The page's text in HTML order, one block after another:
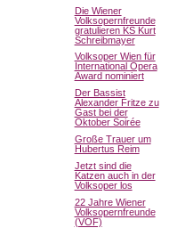
Die Wiener
Volksopernfreunde
gratulieren KS Kurt
Schreibmayer
Volksoper Wien für
International Opera
Award nominiert
Der Bassist
Alexander Fritze zu
Gast bei der
Oktober Soirée
Große Trauer um
Hubertus Reim
Jetzt sind die
Katzen auch in der
Volksoper los
22 Jahre Wiener
Volksopernfreunde
(VOF)